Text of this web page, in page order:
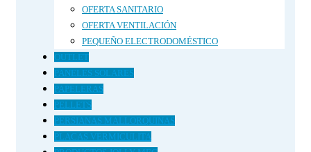
OFERTA SANITARIO
OFERTA VENTILACIÓN
PEQUEÑO ELECTRODOMÉSTICO
OUTLET
PANELES SOLARES
PAPELERAS
PELLETS
PERSIANAS MALLORQUINAS
PLACAS VERMICULITA